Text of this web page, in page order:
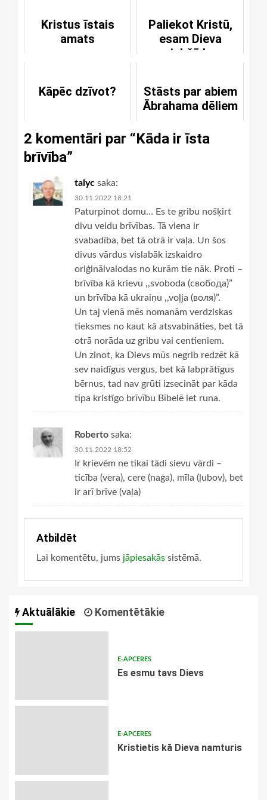
Kristus īstais
amats
Paliekot Kristū,
esam Dieva
priekšā bez
Kāpēc dzīvot?
Stāsts par abiem
Ābrahama dēliem
2 komentāri par “Kāda ir īsta
brīvība”
talyc saka:
30.11.2022 18:21
Paturpinot domu… Es te gribu nošķirt
divu veidu brīvības. Tā viena ir
svabadība, bet tā otrā ir vaļa. Un šos
divus vārdus vislabāk izskaidro
oriģinālvalodas no kurām tie nāk. Proti –
brīvība kā krievu ,,svoboda (свобода)”
un brīvība kā ukraiņu ,,voļja (воля)”.
Un taj vienā mēs nomanām verdziskas
tieksmes no kaut kā atsvabināties, bet tā
otrā norāda uz gribu vai centieniem.
Un zinot, ka Dievs mūs negrib redzēt kā
sev naidīgus vergus, bet kā labprātīgus
bērnus, tad nav grūti izsecināt par kāda
tipa kristīgo brīvību Bībelē iet runa.
Roberto saka:
30.11.2022 18:52
Ir krievēm ne tikai tādi sievu vārdi –
ticība (vera), cere (naģa), mīla (ļubov), bet
ir arī brīve (vaļa)
Atbildēt
Lai komentētu, jums jāpiesakās sistēmā.
Aktuālākie Komentētākie
E-APCERES
Es esmu tavs Dievs
E-APCERES
Kristietis kā Dieva namturis